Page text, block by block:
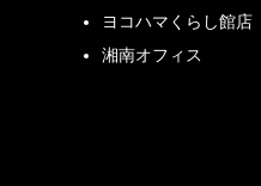
ヨコハマくらし館店
湘南オフィス